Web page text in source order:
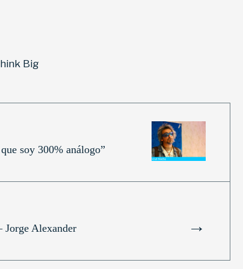
Big
soy 300% análogo”
→
Alexander